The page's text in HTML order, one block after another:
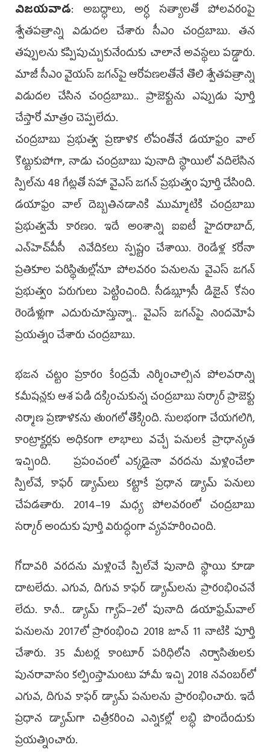
విజయవాడ: అబద్ధాలు, అర్ధ సత్యాలతో పోలవరంపై
శ్వేతపత్రాన్ని విడుదల చేశారు సీఎం చంద్రబాబు. తన
తప్పులను కప్పిపుచ్చుకునేందుకు చాలానే అవస్థలు పడ్డారు.
మాజీ సీఎం వైయ‌స్‌ జగన్‌పై ఆరోపణలతోనే తొలి శ్వేతపత్రాన్ని
విడుదల చేసిన చంద్రబాబు.. ప్రాజెక్టును ఎప్పుడు పూర్తి
చేస్తారో మాత్రం చెప్పలేదు.
చంద్రబాబు ప్రభుత్వ ప్రణాళిక లోపంతోనే డయాఫ్రం వాల్‌
కొట్టుకుపోగా, నాడు చంద్రబాబు పునాది స్థాయిలో వదిలేసిన
స్పిల్‌ను 48 గేట్లతో సహా వైఎస్‌ జగన్‌ ప్రభుత్వం పూర్తి చేసింది.
డయాఫ్రం వాల్‌ దెబ్బతినడానికి ముమ్మాటికి చంద్రబాబు
ప్రభుత్వమే కారణం. ఇదే అంశాన్ని ఐఐటీ హైదరాబాద్‌,
ఎన్‌హెచ్‌పీసీ నివేదికలు స్పష్టం చేశాయి. రెండేళ్ల కరోనా
ప్రతికూల పరిస్థితుల్లోనూ పోలవరం పనులను వైఎస్‌ జగన్‌
ప్రభుత్వం పరుగులు పెట్టించింది. సీడబ్ల్యూసీ డిజైన్‌ కోసం
రెండేళ్లుగా ఎదురుచూస్తున్నా.. వైఎస్‌ జగన్‌పై నిందమోపే
ప్రయత్నం చేశారు చంద్రబాబు.
భజన చట్టం ప్రకారం కేంద్రమే నిర్మించాల్సిన పోలవరాన్ని
కమీషన్లకు ఆశ పడి దక్కించుకున్న చంద్రబాబు సర్కార్‌ ప్రాజెక్టు
నిర్మాణ ప్రణాళికను తుంగలో తొక్కింది. సులభంగా చేయగలిగి,
కాంట్రాక్టర్లకు అధికంగా లాభాలు వచ్చే పనులకే ప్రాధాన్యత
ఇచ్చింది. ప్రపంచంలో ఎక్కడైనా వరదను మళ్లించేలా
స్పిల్‌వే, కాఫర్‌ డ్యామ్‌లు కట్టాకే ప్రధాన డ్యామ్‌ పనులు
చేపడతా­రు. 2014–19 మధ్య పోలవరంలో చంద్రబాబు
సర్కార్‌ అందుకు పూర్తి విరుద్ధంగా వ్యవహరించింది.
గోదావరి వరదను మళ్లించే స్పిల్‌వే పునాది స్థాయి కూడా
దాటలేదు. ఎగువ, దిగువ కాఫర్‌ డ్యామ్‌లను ప్రారంభించనే
లేదు. కానీ.. డ్యామ్‌ గ్యాప్‌–2లో పునాది డయాఫ్రమ్‌వాల్‌
పనులను 2017లో ప్రారంభించి 2018 జూన్‌ 11 నాటికి పూర్తి
చేశారు. 35 మీటర్ల కాంటూర్‌ పరిధిలోని నిర్వాసితులకు
పునరావాసం కల్పింస్తామంటు హామీ ఇచ్చి 2018 నవంబర్‌లో
ఎగువ, దిగువ కాఫర్‌ డ్యామ్‌ పనులను ప్రారంభించారు. ఇదే
ప్రధాన డ్యామ్‌గా చిత్రీకరించి ఎన్నికల్లో లబ్ధి పొందేందుకు
ప్రయత్నించారు.